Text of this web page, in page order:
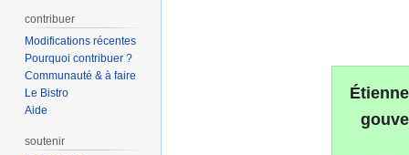
contribuer
Modifications récentes
Pourquoi contribuer ?
Communauté & à faire
Le Bistro
Aide
soutenir